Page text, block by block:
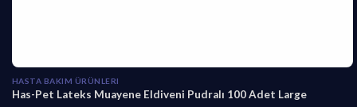
HASTA BAKIM ÜRÜNLERI
Has-Pet Lateks Muayene Eldiveni Pudralı 100 Adet Large